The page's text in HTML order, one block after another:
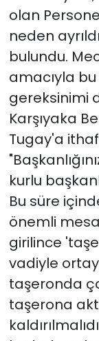
olan
neden
bulundu.
amacıyla
gereksinimi
Karşıyaka
Tugay'a
kurlu
Bu süre
önemli
girilince
vadiyle
taşeronda
taşerona